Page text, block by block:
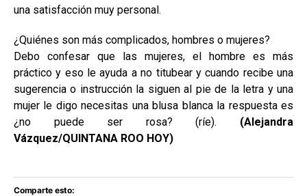
una satisfacción muy personal.
¿Quiénes son más complicados, hombres o mujeres?
Debo confesar que las mujeres, el hombre es más
práctico y eso le ayuda a no titubear y cuando recibe una
sugerencia o instrucción la siguen al pie de la letra y una
mujer le digo necesitas una blusa blanca la respuesta es
¿no puede ser rosa? (ríe). (Alejandra
Vázquez/QUINTANA ROO HOY)
Comparte esto: